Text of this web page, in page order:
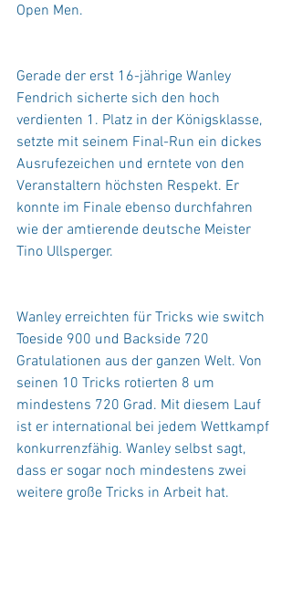
Open Men.
Gerade der erst 16-jährige Wanley
Fendrich sicherte sich den hoch
verdienten 1. Platz in der Königsklasse,
setzte mit seinem Final-Run ein dickes
Ausrufezeichen und erntete von den
Veranstaltern höchsten Respekt. Er
konnte im Finale ebenso durchfahren
wie der amtierende deutsche Meister
Tino Ullsperger.
Wanley erreichten für Tricks wie switch
Toeside 900 und Backside 720
Gratulationen aus der ganzen Welt. Von
seinen 10 Tricks rotierten 8 um
mindestens 720 Grad. Mit diesem Lauf
ist er international bei jedem Wettkampf
konkurrenzfähig. Wanley selbst sagt,
dass er sogar noch mindestens zwei
weitere große Tricks in Arbeit hat.